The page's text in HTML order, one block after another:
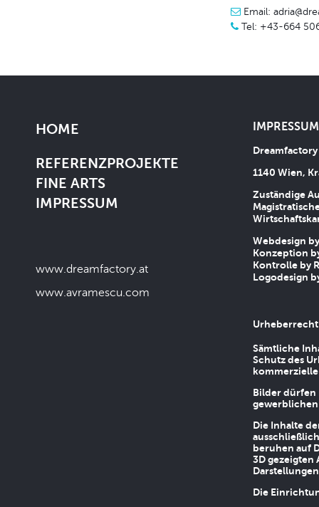
Email:
Tel: +43-664
HOME
REFERENZPROJEKTE
FINE ARTS
IMPRESSUM
www.dreamfactory.at
www.avramescu.com
1140 Wien,
Zuständige
Webdesign
Konzeption
Kontrolle by
Logodesign
Urheberrecht
Sämtliche
Schutz des
Bilder dürfen
Die Inhalte
beruhen auf
3D gezeigten
Die